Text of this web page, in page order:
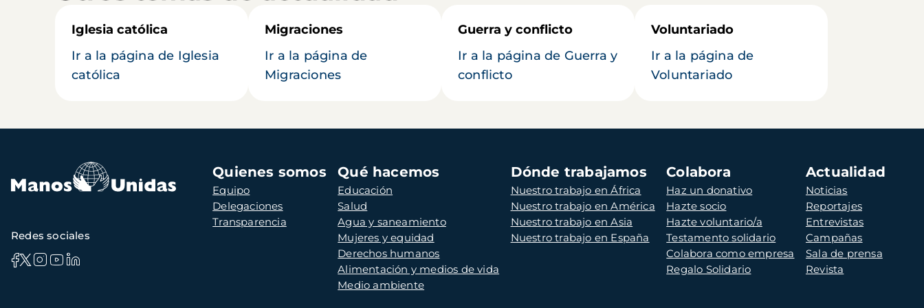
Iglesia católica
Ir a la página de Iglesia
católica
Migraciones
Ir a la página de
Migraciones
Guerra y conflicto
Ir a la página de Guerra y
conflicto
Voluntariado
Ir a la página de
Voluntariado
Navegación
principal
Quienes somos
Equipo
Delegaciones
Transparencia
Qué hacemos
Educación
Salud
Agua y saneamiento
Mujeres y equidad
Derechos humanos
Alimentación y medios de vida
Medio ambiente
Dónde trabajamos
Nuestro trabajo en África
Nuestro trabajo en América
Nuestro trabajo en Asia
Nuestro trabajo en España
Colabora
Haz un donativo
Hazte socio
Hazte voluntario/a
Testamento solidario
Colabora como empresa
Regalo Solidario
Actualidad
Noticias
Reportajes
Entrevistas
Campañas
Sala de prensa
Revista
Redes sociales